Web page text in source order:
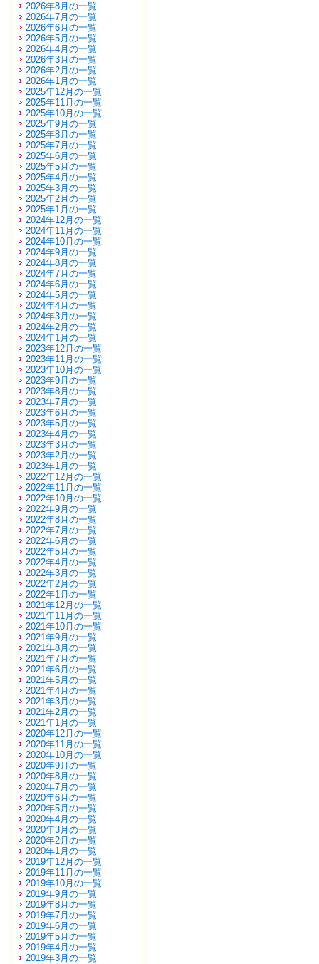
2026年8月の一覧
2026年7月の一覧
2026年6月の一覧
2026年5月の一覧
2026年4月の一覧
2026年3月の一覧
2026年2月の一覧
2026年1月の一覧
2025年12月の一覧
2025年11月の一覧
2025年10月の一覧
2025年9月の一覧
2025年8月の一覧
2025年7月の一覧
2025年6月の一覧
2025年5月の一覧
2025年4月の一覧
2025年3月の一覧
2025年2月の一覧
2025年1月の一覧
2024年12月の一覧
2024年11月の一覧
2024年10月の一覧
2024年9月の一覧
2024年8月の一覧
2024年7月の一覧
2024年6月の一覧
2024年5月の一覧
2024年4月の一覧
2024年3月の一覧
2024年2月の一覧
2024年1月の一覧
2023年12月の一覧
2023年11月の一覧
2023年10月の一覧
2023年9月の一覧
2023年8月の一覧
2023年7月の一覧
2023年6月の一覧
2023年5月の一覧
2023年4月の一覧
2023年3月の一覧
2023年2月の一覧
2023年1月の一覧
2022年12月の一覧
2022年11月の一覧
2022年10月の一覧
2022年9月の一覧
2022年8月の一覧
2022年7月の一覧
2022年6月の一覧
2022年5月の一覧
2022年4月の一覧
2022年3月の一覧
2022年2月の一覧
2022年1月の一覧
2021年12月の一覧
2021年11月の一覧
2021年10月の一覧
2021年9月の一覧
2021年8月の一覧
2021年7月の一覧
2021年6月の一覧
2021年5月の一覧
2021年4月の一覧
2021年3月の一覧
2021年2月の一覧
2021年1月の一覧
2020年12月の一覧
2020年11月の一覧
2020年10月の一覧
2020年9月の一覧
2020年8月の一覧
2020年7月の一覧
2020年6月の一覧
2020年5月の一覧
2020年4月の一覧
2020年3月の一覧
2020年2月の一覧
2020年1月の一覧
2019年12月の一覧
2019年11月の一覧
2019年10月の一覧
2019年9月の一覧
2019年8月の一覧
2019年7月の一覧
2019年6月の一覧
2019年5月の一覧
2019年4月の一覧
2019年3月の一覧